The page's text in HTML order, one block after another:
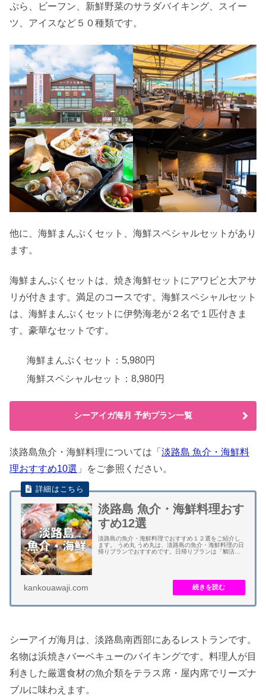
ぷら、ビーフン、新鮮野菜のサラダバイキング、スイー
ツ、アイスなど５０種類です。
他に、海鮮まんぷくセット、海鮮スペシャルセットがあり
ます。
海鮮まんぷくセットは、焼き海鮮セットにアワビと大アサ
リが付きます。満足のコースです。海鮮スペシャルセット
は、海鮮まんぷくセットに伊勢海老が２名で１匹付きま
す。豪華なセットです。
海鮮まんぷくセット：5,980円
海鮮スペシャルセット：8,980円
シーアイガ海月 予約プラン一覧
淡路島魚介・海鮮料理については「 淡路島 魚介・海鮮料
理おすすめ10選 」をご参照ください。
淡路島 魚介・海鮮料理おす
すめ12選
淡路島の魚介・海鮮料理でおすすめ１２選をご紹介し
ます。 うめ丸 うめ丸は、淡路島の魚介・海鮮料理の日
帰りプランでおすすめです。日帰りプランは「鯛活造
kankouawaji.com
シーアイガ海月は、淡路島南西部にあるレストランです。
名物は浜焼きバーベキューのバイキングです。料理人が目
利きした厳選食材の魚介類をテラス席・屋内席でリーズナ
ブルに味わえます。